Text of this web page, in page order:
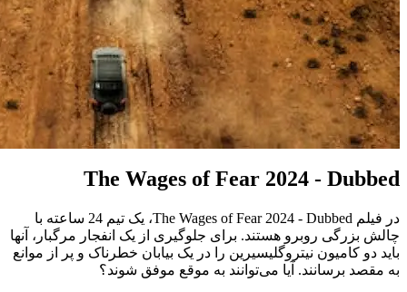
The Wages of Fear 2024 - Dubbed
در فیلم The Wages of Fear 2024 - Dubbed، یک تیم 24 ساعته با
چالش بزرگی روبرو هستند. برای جلوگیری از یک انفجار مرگبار، آنها
باید دو کامیون نیتروگلیسیرین را در یک بیابان خطرناک و پر از موانع
به مقصد برسانند. آیا می‌توانند به موقع موفق شوند؟